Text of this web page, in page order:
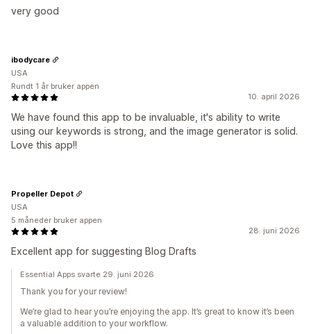
very good
10. april 2026
We have found this app to be invaluable, it's ability to write
using our keywords is strong, and the image generator is solid.
Love this app!!
ibodycare
USA
Rundt 1 år bruker appen
28. juni 2026
Excellent app for suggesting Blog Drafts
Propeller Depot
USA
5 måneder bruker appen
Essential Apps svarte 29. juni 2026
Thank you for your review!
We’re glad to hear you’re enjoying the app. It’s great to know it’s been
a valuable addition to your workflow.